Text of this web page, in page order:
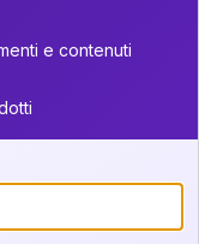
34-36
38.5-39
e
GRATIS
e contenuti